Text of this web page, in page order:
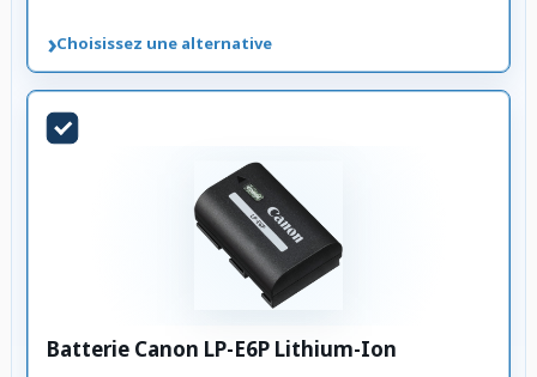
›Choisissez une alternative
Batterie Canon LP-E6P Lithium-Ion